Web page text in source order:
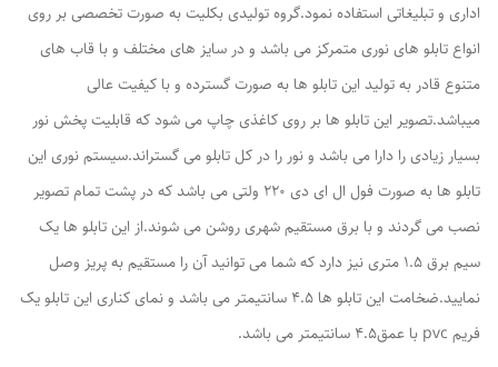
اداری و تبلیغاتی استفاده نمود.گروه تولیدی بکلیت به صورت تخصصی بر روی
انواع تابلو های نوری متمرکز می باشد و در سایز های مختلف و با قاب های
متنوع قادر به تولید این تابلو ها به صورت گسترده و با کیفیت عالی
میباشد.تصویر این تابلو ها بر روی کاغذی چاپ می شود که قابلیت پخش نور
بسیار زیادی را دارا می باشد و نور را در کل تابلو می گستراند.سیستم نوری این
تابلو ها به صورت فول ال ای دی 220 ولتی می باشد که در پشت تمام تصویر
نصب می گردند و با برق مستقیم شهری روشن می شوند.از این تابلو ها یک
سیم برق 1.5 متری نیز دارد که شما می توانید آن را مستقیم به پریز وصل
نمایید.ضخامت این تابلو ها 4.5 سانتیمتر می باشد و نمای کناری این تابلو یک
فریم pvc با عمق4.5 سانتیمتر می باشد.